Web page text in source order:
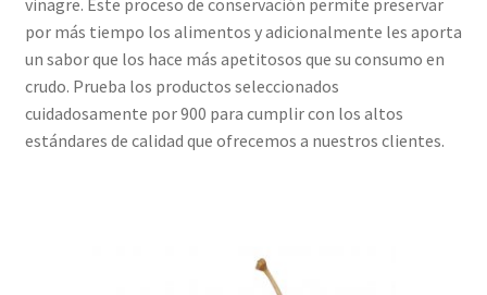
vinagre. Este proceso de conservación permite preservar
por más tiempo los alimentos y adicionalmente les aporta
un sabor que los hace más apetitosos que su consumo en
crudo. Prueba los productos seleccionados
cuidadosamente por 900 para cumplir con los altos
estándares de calidad que ofrecemos a nuestros clientes.